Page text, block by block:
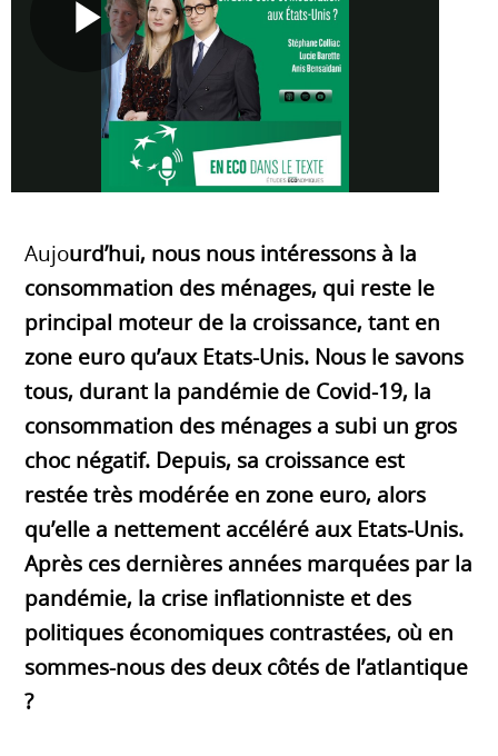
Aujourd’hui, nous nous intéressons à la
consommation des ménages, qui reste le
principal moteur de la croissance, tant en
zone euro qu’aux Etats-Unis. Nous le savons
tous, durant la pandémie de Covid-19, la
consommation des ménages a subi un gros
choc négatif. Depuis, sa croissance est
restée très modérée en zone euro, alors
qu’elle a nettement accéléré aux Etats-Unis.
Après ces dernières années marquées par la
pandémie, la crise inflationniste et des
politiques économiques contrastées, où en
sommes-nous des deux côtés de l’atlantique
?